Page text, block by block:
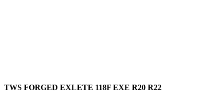
TWS FORGED EXLETE 118F EXE R20 R22